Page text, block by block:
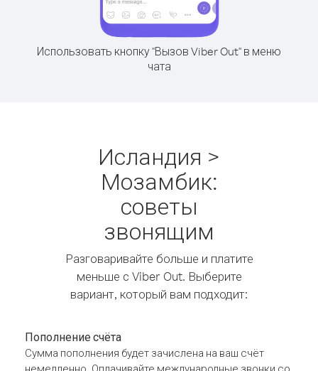
Использовать кнопку "Вызов Viber Out" в меню
чата
Исландия >
Мозамбик:
советы
звонящим
Разговаривайте больше и платите
меньше с Viber Out. Выберите
вариант, который вам подходит:
Пополнение счёта
Сумма пополнения будет зачислена на ваш счёт